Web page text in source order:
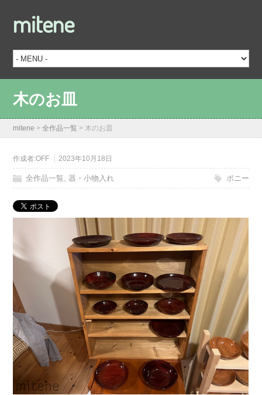
mitene
木のお皿
mitene >全作品一覧 >木のお皿
作成者:OFF 2023年10月18日
全作品一覧,器・小物入れ ポニー